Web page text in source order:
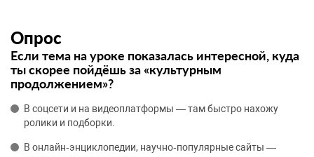
Опрос
Если тема на уроке показалась интересной, куда
ты скорее пойдёшь за «культурным
продолжением»?
В соцсети и на видеоплатформы — там быстро нахожу
ролики и подборки.
В онлайн‑энциклопедии, научно‑популярные сайты —